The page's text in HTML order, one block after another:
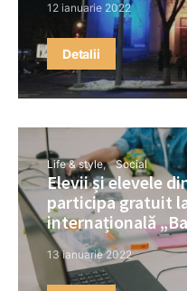
12 ianuarie 2022
Detalii
Life & style Social
Elevii și elevele
participa gratuit
internațională
13 ianuarie 2022